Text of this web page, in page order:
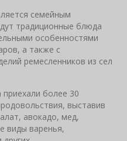
семейным
традиционные блюда
особенностями
а также с
ремесленников из сел
более 30
выставив
авокадо, мед,
виды варенья,